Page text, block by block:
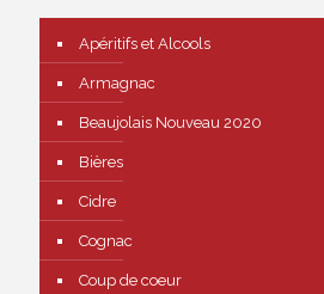
Apéritifs et Alcools
Armagnac
Beaujolais Nouveau 2020
Bières
Cidre
Cognac
Coup de coeur